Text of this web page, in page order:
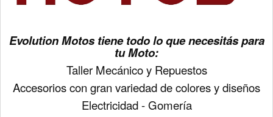
Evolution Motos tiene todo lo que necesitás para
tu Moto:
Taller Mecánico y Repuestos
Accesorios con gran variedad de colores y diseños
Electricidad - Gomería